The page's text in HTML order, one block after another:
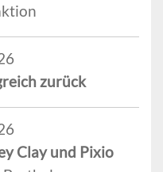
zurück
Clay und Pixio